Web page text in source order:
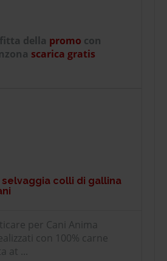
della promo con
scarica gratis
colli di gallina
per Cani Anima
con 100% carne
at ...